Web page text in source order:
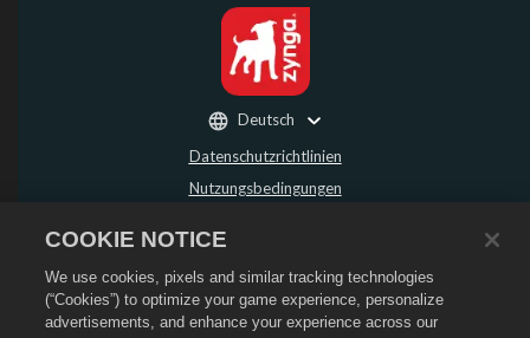
Datenschutzrichtlinien
Nutzungsbedingungen
Rückerstattungsrichtlinie
Cookie-Richtlinie
Store-Support
Deutsch
COOKIE NOTICE
We use cookies, pixels and similar tracking technologies
(“Cookies”) to optimize your game experience, personalize
advertisements, and enhance your experience across our